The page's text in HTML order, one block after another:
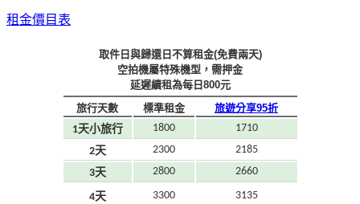
租金價目表
取件日與歸還日不算租金(免費兩天)
空拍機屬特殊機型，需押金
延遲續租為每日800元
旅行天數
標準租金
旅遊分享95折
1天小旅行
1800
1710
2天
2300
2185
3天
2800 2660
4天 3300 3135